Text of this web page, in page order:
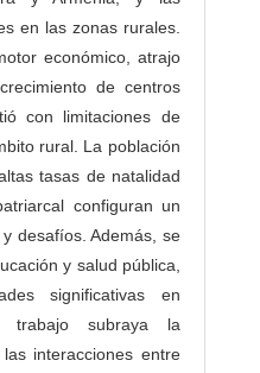
en las zonas rurales.
económico, atrajo
de centros
con limitaciones de
rural. La población
tasas de natalidad
configuran un
desafíos. Además, se
y salud pública,
significativas en
subraya la
interacciones entre